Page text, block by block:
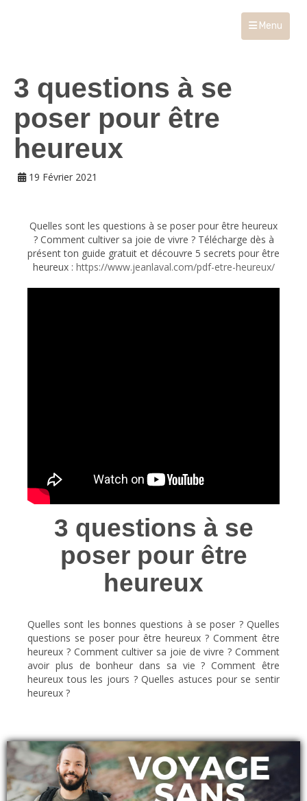
Menu
3 questions à se
poser pour être
heureux
19 Février 2021
Quelles sont les questions à se poser pour être heureux
? Comment cultiver sa joie de vivre ? Télécharge dès à
présent ton guide gratuit et découvre 5 secrets pour être
heureux : https://www.jeanlaval.com/pdf-etre-heureux/
3 questions à se
poser pour être
heureux
Quelles sont les bonnes questions à se poser ? Quelles
questions se poser pour être heureux ? Comment être
heureux ? Comment cultiver sa joie de vivre ? Comment
avoir plus de bonheur dans sa vie ? Comment être
heureux tous les jours ? Quelles astuces pour se sentir
heureux ?